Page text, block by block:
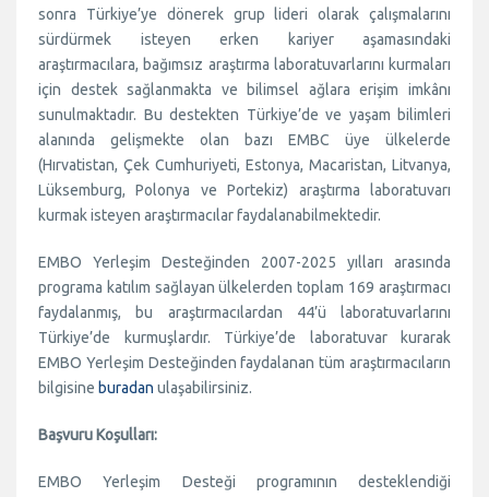
sonra Türkiye’ye dönerek grup lideri olarak çalışmalarını
sürdürmek isteyen erken kariyer aşamasındaki
araştırmacılara, bağımsız araştırma laboratuvarlarını kurmaları
için destek sağlanmakta ve bilimsel ağlara erişim imkânı
sunulmaktadır. Bu destekten Türkiye’de ve yaşam bilimleri
alanında gelişmekte olan bazı EMBC üye ülkelerde
(Hırvatistan, Çek Cumhuriyeti, Estonya, Macaristan, Litvanya,
Lüksemburg, Polonya ve Portekiz) araştırma laboratuvarı
kurmak isteyen araştırmacılar faydalanabilmektedir.
EMBO Yerleşim Desteğinden 2007-2025 yılları arasında
programa katılım sağlayan ülkelerden toplam 169 araştırmacı
faydalanmış, bu araştırmacılardan 44’ü laboratuvarlarını
Türkiye’de kurmuşlardır. Türkiye’de laboratuvar kurarak
EMBO Yerleşim Desteğinden faydalanan tüm araştırmacıların
bilgisine buradan ulaşabilirsiniz.
Başvuru Koşulları:
EMBO Yerleşim Desteği programının desteklendiği